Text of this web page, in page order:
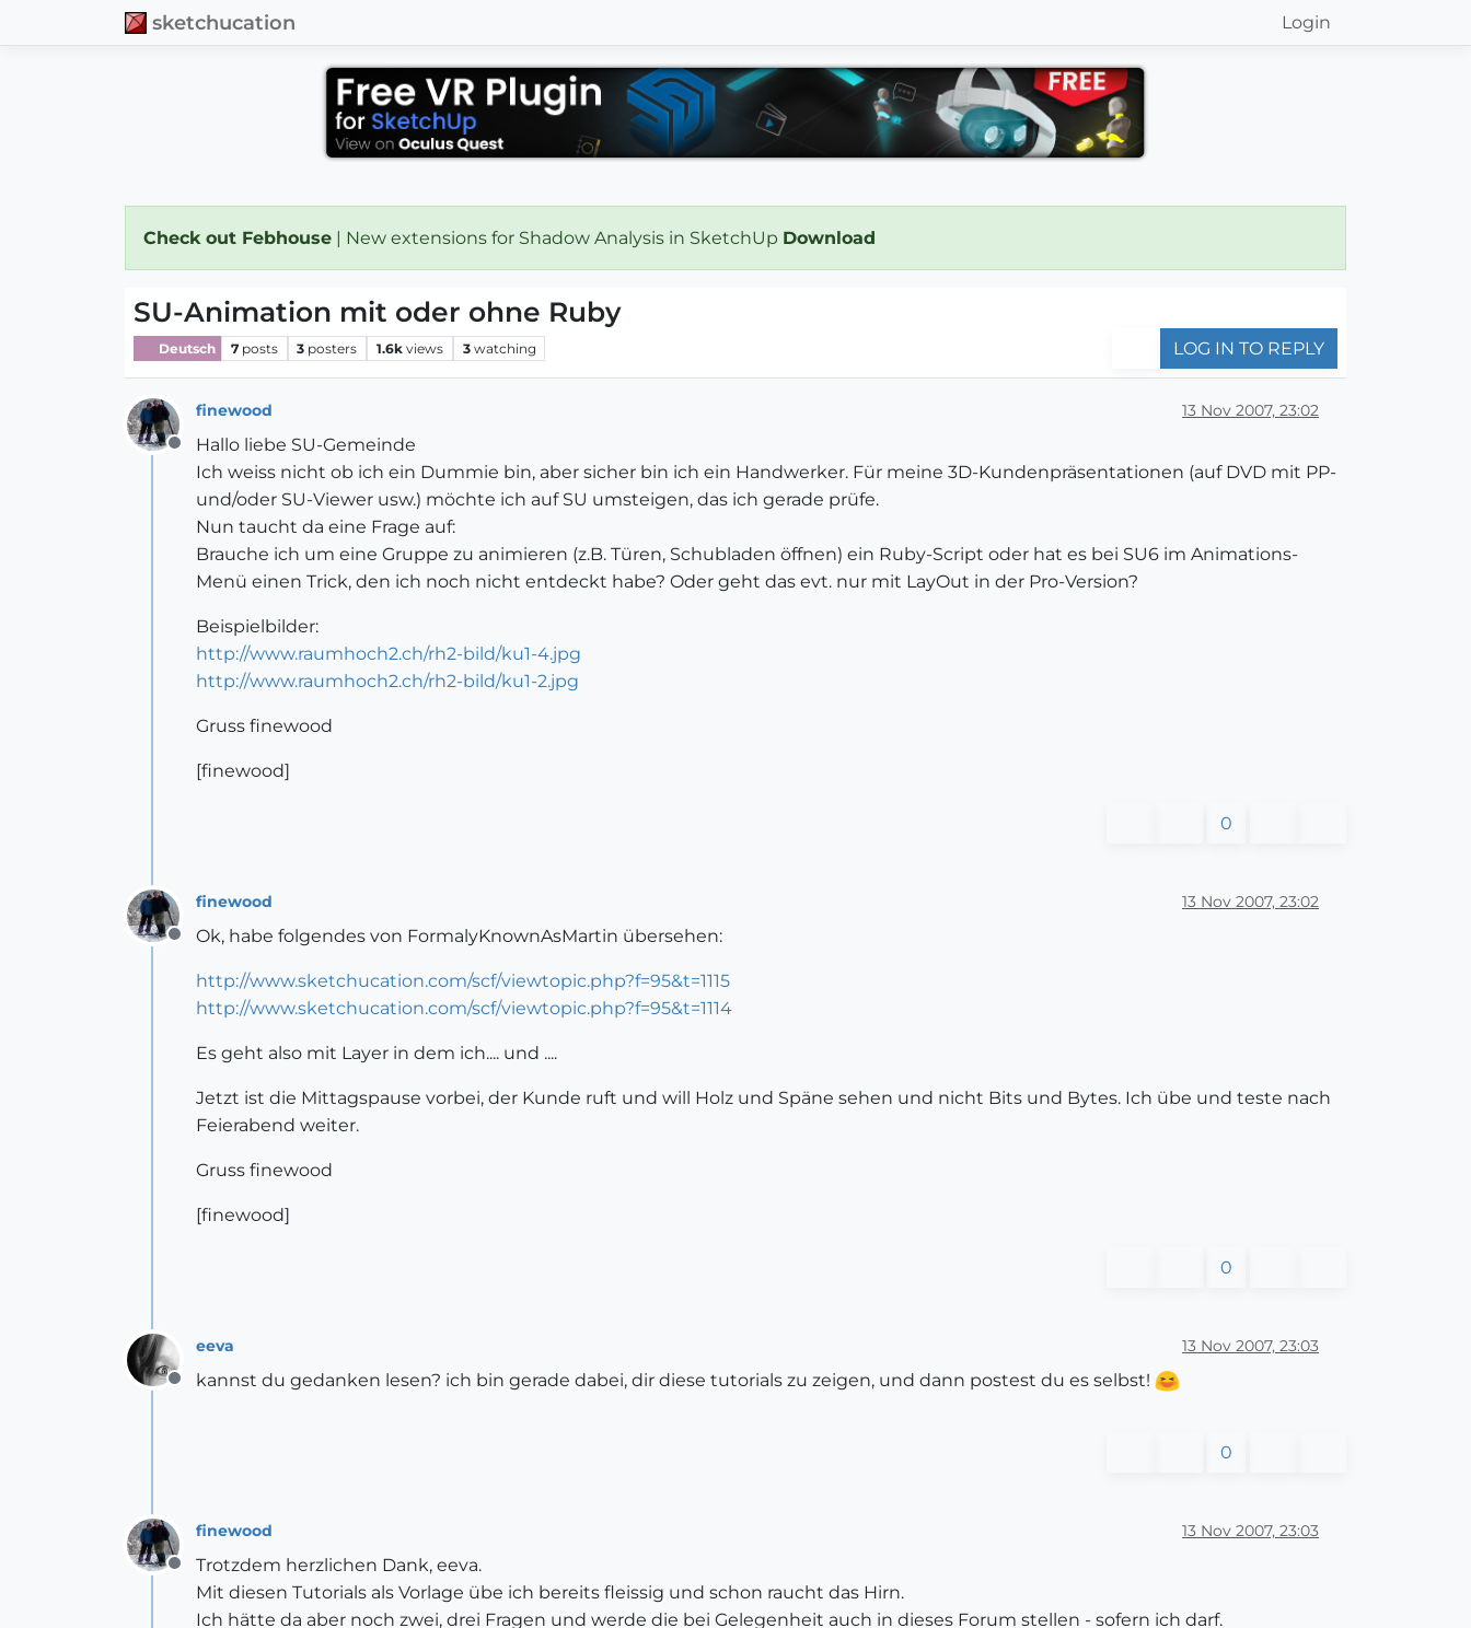
sketchucation Login
Check out Febhouse | New extensions for Shadow Analysis in SketchUp Download
SU-Animation mit oder ohne Ruby
Deutsch 7 posts 3 posters 1.6k views 3 watching LOG IN TO REPLY
Offline
finewood 13 Nov 2007, 23:02
Hallo liebe SU-Gemeinde
Ich weiss nicht ob ich ein Dummie bin, aber sicher bin ich ein Handwerker. Für meine 3D-Kundenpräsentationen (auf DVD mit PP-
und/oder SU-Viewer usw.) möchte ich auf SU umsteigen, das ich gerade prüfe.
Nun taucht da eine Frage auf:
Brauche ich um eine Gruppe zu animieren (z.B. Türen, Schubladen öffnen) ein Ruby-Script oder hat es bei SU6 im Animations-
Menü einen Trick, den ich noch nicht entdeckt habe? Oder geht das evt. nur mit LayOut in der Pro-Version?
Beispielbilder:
http://www.raumhoch2.ch/rh2-bild/ku1-4.jpg
http://www.raumhoch2.ch/rh2-bild/ku1-2.jpg
Gruss finewood
[finewood]
0
Offline
finewood 13 Nov 2007, 23:02
Ok, habe folgendes von FormalyKnownAsMartin übersehen:
http://www.sketchucation.com/scf/viewtopic.php?f=95&t=1115
http://www.sketchucation.com/scf/viewtopic.php?f=95&t=1114
Es geht also mit Layer in dem ich.... und ....
Jetzt ist die Mittagspause vorbei, der Kunde ruft und will Holz und Späne sehen und nicht Bits und Bytes. Ich übe und teste nach
Feierabend weiter.
Gruss finewood
[finewood]
0
Offline
eeva 13 Nov 2007, 23:03
kannst du gedanken lesen? ich bin gerade dabei, dir diese tutorials zu zeigen, und dann postest du es selbst!
0
Offline
finewood 13 Nov 2007, 23:03
Trotzdem herzlichen Dank, eeva.
Mit diesen Tutorials als Vorlage übe ich bereits fleissig und schon raucht das Hirn.
Ich hätte da aber noch zwei, drei Fragen und werde die bei Gelegenheit auch in dieses Forum stellen - sofern ich darf.